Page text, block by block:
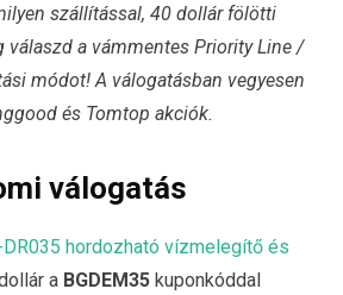
szállítással, 40 dollár fölötti
válaszd a vámmentes Priority Line /
módot! A válogatásban vegyesen
és Tomtop akciók.
válogatás
hordozható vízmelegítő és
a BGDEM35 kuponkóddal